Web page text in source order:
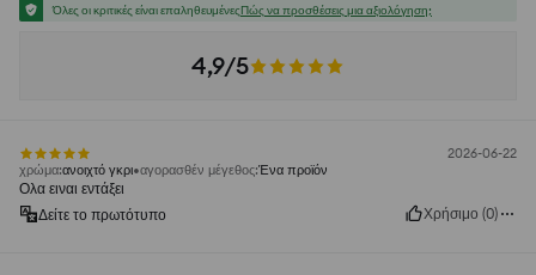
Όλες οι κριτικές είναι επαληθευμένεςΠώς να προσθέσεις μια αξιολόγηση;
4,9/5
2026-06-22
χρώμα:ανοιχτό γκρι αγορασθέν μέγεθος:Ένα προϊόν
Ολα ειναι εντάξει
Δείτε το πρωτότυπο
Χρήσιμο (0)